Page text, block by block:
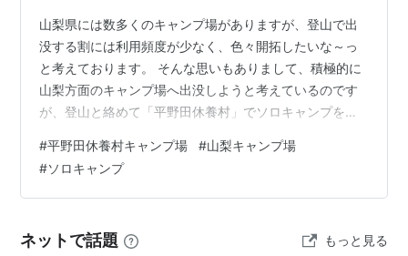
山梨県には数多くのキャンプ場がありますが、登山で出
没する割には利用頻度が少なく、色々開拓したいな～っ
と考えております。 そんな思いもありまして、積極的に
山梨方面のキャンプ場へ出没しようと考えているのです
が、登山と絡めて「平野田休養村」でソロキャンプを楽
の平野田休養村キャンプ場について解説したいと思いま
す！ 平野田休養村でキャンプをした経緯と読み方につい
て 平野田休養村の料金とサイト、売店、予約、薪の値
シャワー、廃捨て場について 平野田休養村キャンプ場レ
#平野田休養村キャンプ場 #山梨キャンプ場
#ソロキャンプ
ネットで話題 もっと見る